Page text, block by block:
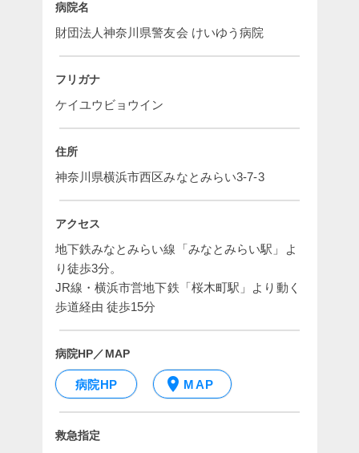
病院名
財団法人神奈川県警友会 けいゆう病院
フリガナ
ケイユウビョウイン
住所
神奈川県横浜市西区みなとみらい3-7-3
アクセス
地下鉄みなとみらい線「みなとみらい駅」よ
り徒歩3分。
JR線・横浜市営地下鉄「桜木町駅」より動く
歩道経由 徒歩15分
病院HP／MAP
病院HP MAP
救急指定